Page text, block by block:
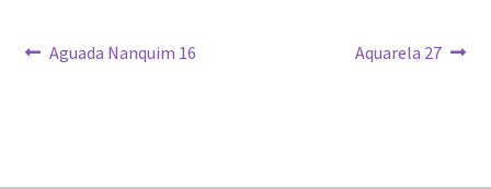
Navegação
Artigo
Aguada Nanquim 16
Artigo
Aquarela 27